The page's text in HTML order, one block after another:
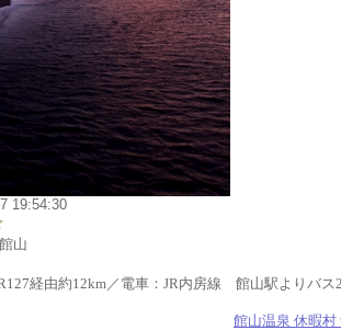
19:54:30
山
経由約12km／電車：JR内房線 館山駅よりバス
館山温泉 休暇村